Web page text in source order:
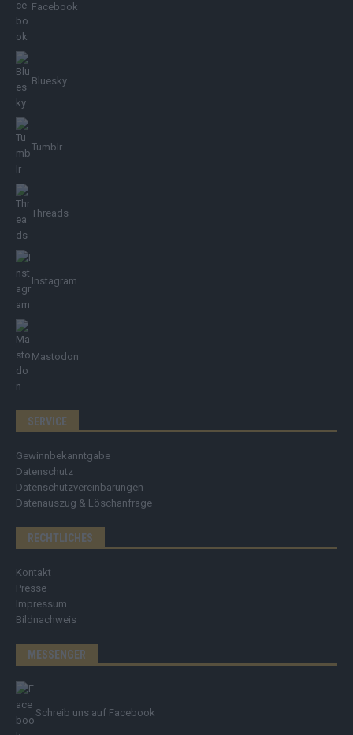
Facebook
Bluesky
Tumblr
Threads
Instagram
Mastodon
SERVICE
Gewinnbekanntgabe
Datenschutz
Datenschutzvereinbarungen
Datenauszug & Löschanfrage
RECHTLICHES
Kontakt
Presse
Impressum
Bildnachweis
MESSENGER
Schreib uns auf Facebook